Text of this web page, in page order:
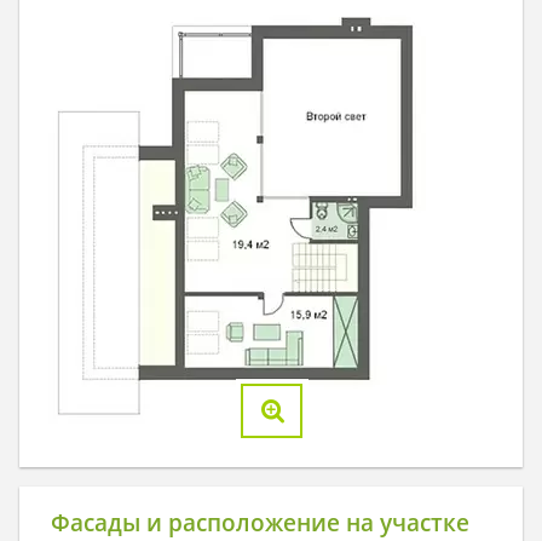
Фасады и расположение на участке